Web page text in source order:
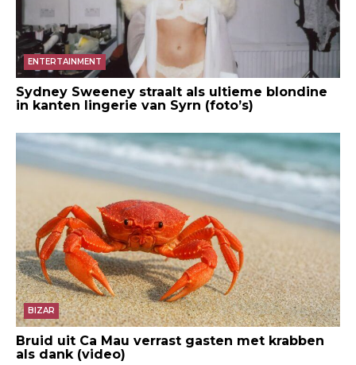
ENTERTAINMENT
Sydney Sweeney straalt als ultieme blondine
in kanten lingerie van Syrn (foto’s)
BIZAR
Bruid uit Ca Mau verrast gasten met krabben
als dank (video)